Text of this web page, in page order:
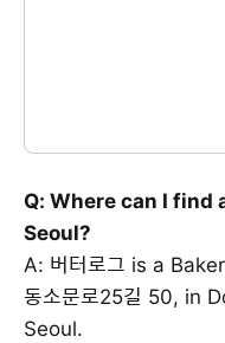
Q: Where can I find
Seoul?
A: 버터로그 is a
동소문로25길 50, in
Seoul.